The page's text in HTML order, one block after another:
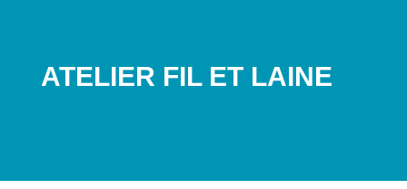
ATELIER FIL ET LAINE